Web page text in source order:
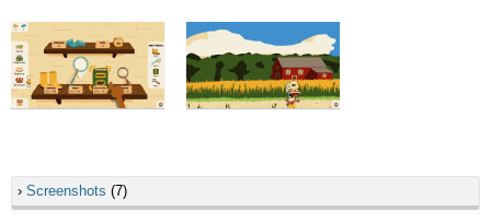
› Screenshots (7)